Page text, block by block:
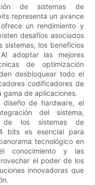
de sistemas de
representa un avance
un rendimiento y
desafíos asociados
sistemas, los beneficios
adoptar las mejores
de optimización
desbloquear todo el
codificadores de
gama de aplicaciones.
de hardware, el
del sistema,
de los sistemas de
bits es esencial para
tecnológico en
conocimiento y las
el poder de los
innovadoras que